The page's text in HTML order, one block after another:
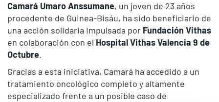
Camará Umaro Anssumane, un joven de 23 años
procedente de Guinea-Bisáu, ha sido beneficiario de
una acción solidaria impulsada por Fundación Vithas
en colaboración con el Hospital Vithas Valencia 9 de
Octubre.
Gracias a esta iniciativa, Camará ha accedido a un
tratamiento oncológico completo y altamente
especializado frente a un posible caso de